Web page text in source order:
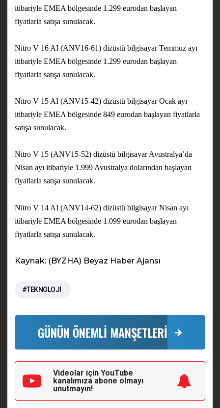
itibariyle EMEA bölgesinde 1.299 eurodan başlayan
fiyatlarla satışa sunulacak.
Nitro V 16 AI (ANV16-61) dizüstü bilgisayar Temmuz ayı
itibariyle EMEA bölgesinde 1.299 eurodan başlayan
fiyatlarla satışa sunulacak.
Nitro V 15 AI (ANV15-42) dizüstü bilgisayar Ocak ayı
itibariyle EMEA bölgesinde 849 eurodan başlayan fiyatlarla
satışa sunulacak.
Nitro V 15 (ANV15-52) dizüstü bilgisayar Avustralya’da
Nisan ayı itibariyle 1.999 Avustralya dolarından başlayan
fiyatlarla satışa sunulacak.
Nitro V 14 AI (ANV14-62) dizüstü bilgisayar Nisan ayı
itibariyle EMEA bölgesinde 1.099 eurodan başlayan
fiyatlarla satışa sunulacak.
Kaynak: (BYZHA) Beyaz Haber Ajansı
#TEKNOLOJİ
GÜNÜN ÖNEMLİ MANŞETLERİ
Videolar için YouTube
kanalımıza abone olmayı
unutmayın!